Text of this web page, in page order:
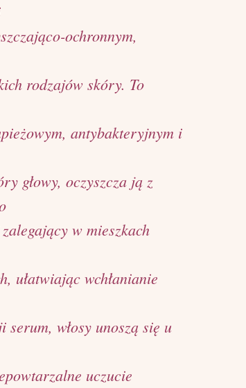
ochronnym,
rodzajów skóry. To
antybakteryjnym i
głowy, oczyszcza ją z
w mieszkach
ułatwiając wchłanianie
włosy unoszą się u
uczucie